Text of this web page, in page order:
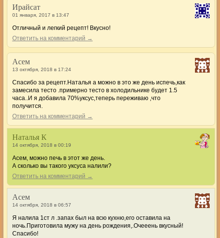
Ирайсат
01 января, 2017 в 13:47
Отличный и легкий рецепт! Вкусно!
Ответить на комментарий →
Асем
13 октября, 2018 в 17:24
Спасибо за рецепт.Наталья а можно в это же день испечь,как
замесила тесто .примерно тесто в холодильнике будет 1.5
часа..И я добавила 70%уксус,теперь переживаю ,что
получится.
Ответить на комментарий →
Наталья К
14 октября, 2018 в 00:19
Асем, можно печь в этот же день.
А сколько вы такого уксуса налили?
Ответить на комментарий →
Асем
14 октября, 2018 в 06:57
Я налила 1ст л .запах был на всю кухню,его оставила на
ночь.Приготовила мужу на день рождения,.Очееень вкусный!
Спасибо!